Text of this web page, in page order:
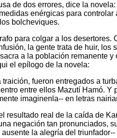
de dos errores, dice la
enérgicas para
bolcheviques.
para colgar a los
la gente trata de huir,
a la población remanente
el epílogo de la novela:
fueron entregados a
entre ellos Mazutí Hamó.
imaginenla-- en letras
resultado real de la caída de
negación tan pronunciados,
la alegría del